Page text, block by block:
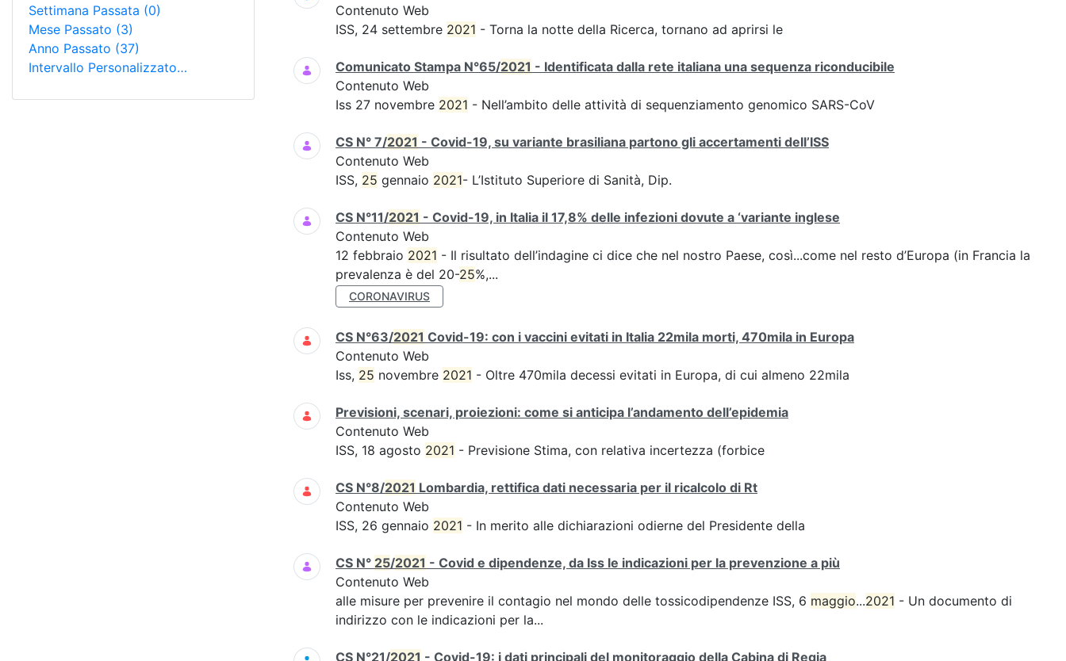
Settimana Passata (0)
Mese Passato (3)
Anno Passato (37)
Intervallo Personalizzato…
Contenuto Web
ISS, 24 settembre 2021 - Torna la notte della Ricerca, tornano ad aprirsi le
Comunicato Stampa N°65/2021 - Identificata dalla rete italiana una sequenza riconducibile
Contenuto Web
Iss 27 novembre 2021 - Nell’ambito delle attività di sequenziamento genomico SARS-CoV
CS N° 7/2021 - Covid-19, su variante brasiliana partono gli accertamenti dell’ISS
Contenuto Web
ISS, 25 gennaio 2021- L’Istituto Superiore di Sanità, Dip.
CS N°11/2021 - Covid-19, in Italia il 17,8% delle infezioni dovute a ‘variante inglese
Contenuto Web
12 febbraio 2021 - Il risultato dell’indagine ci dice che nel nostro Paese, così...come nel resto d’Europa (in Francia la
prevalenza è del 20-25%,...
CORONAVIRUS
CS N°63/2021 Covid-19: con i vaccini evitati in Italia 22mila morti, 470mila in Europa
Contenuto Web
Iss, 25 novembre 2021 - Oltre 470mila decessi evitati in Europa, di cui almeno 22mila
Previsioni, scenari, proiezioni: come si anticipa l’andamento dell’epidemia
Contenuto Web
ISS, 18 agosto 2021 - Previsione Stima, con relativa incertezza (forbice
CS N°8/2021 Lombardia, rettifica dati necessaria per il ricalcolo di Rt
Contenuto Web
ISS, 26 gennaio 2021 - In merito alle dichiarazioni odierne del Presidente della
CS N° 25/2021 - Covid e dipendenze, da Iss le indicazioni per la prevenzione a più
Contenuto Web
alle misure per prevenire il contagio nel mondo delle tossicodipendenze ISS, 6 maggio...2021 - Un documento di
indirizzo con le indicazioni per la...
CS N°21/2021 - Covid-19: i dati principali del monitoraggio della Cabina di Regia